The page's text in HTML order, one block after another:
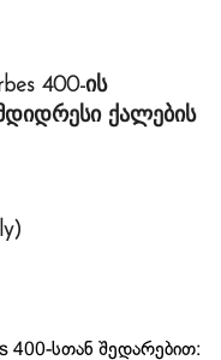
400-ის
ქალების
400-სთან შედარებით: